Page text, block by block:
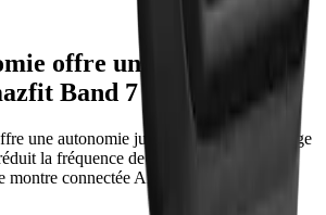
offre une montre
Band 7 ?
une autonomie jusqu’à 18 jours
en usage
la fréquence de recharge et facilite
montre connectée Amazfit au quotidien.